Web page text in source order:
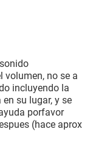
volumen, no se a
incluyendo la
en su lugar, y se
porfavor
(hace aprox